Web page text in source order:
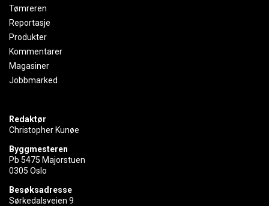
Tømreren
Reportasje
Produkter
Kommentarer
Magasiner
Jobbmarked
Redaktør
Christopher Kunøe
Byggmesteren
Pb 5475 Majorstuen
0305 Oslo
Besøksadresse
Sørkedalsveien 9